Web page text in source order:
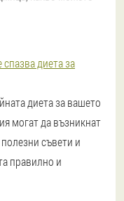
диета за
диета за вашето
могат да възникнат
съвети и
правилно и